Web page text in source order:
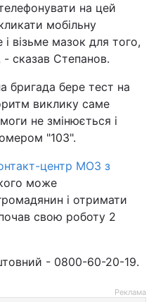
на цей
мобільну
і візьме мазок для того,
сказав Степанов.
бригада бере тест на
виклику саме
не змінюється і
"103".
центр МОЗ з
може
і отримати
свою роботу 2
- 0800-60-20-19.
Реклама